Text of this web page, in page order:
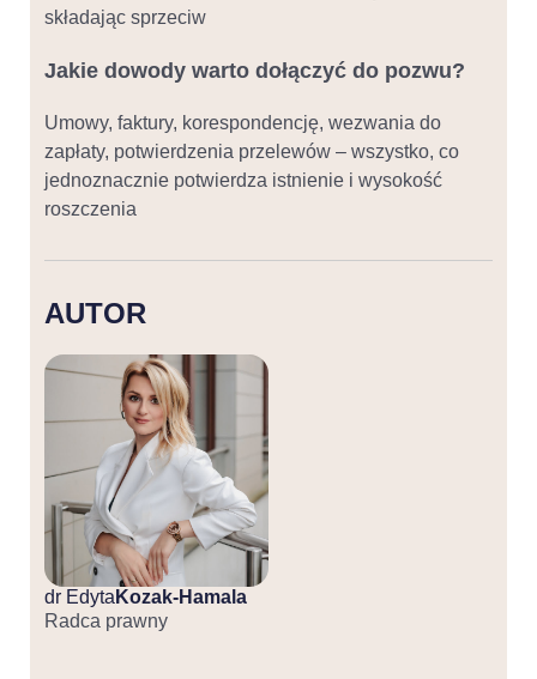
składając sprzeciw
Jakie dowody warto dołączyć do pozwu?
Umowy, faktury, korespondencję, wezwania do
zapłaty, potwierdzenia przelewów – wszystko, co
jednoznacznie potwierdza istnienie i wysokość
roszczenia
AUTOR
dr EdytaKozak-Hamala
Radca prawny